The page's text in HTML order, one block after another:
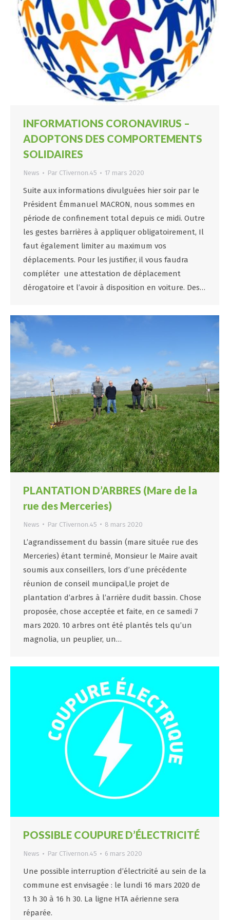
INFORMATIONS CORONAVIRUS –
ADOPTONS DES COMPORTEMENTS
SOLIDAIRES
News Par CTivernon.45 17 mars 2020
Suite aux informations divulguées hier soir par le
Président Émmanuel MACRON, nous sommes en
période de confinement total depuis ce midi. Outre
les gestes barrières à appliquer obligatoirement, Il
faut également limiter au maximum vos
déplacements. Pour les justifier, il vous faudra
compléter une attestation de déplacement
dérogatoire et l’avoir à disposition en voiture. Des…
PLANTATION D’ARBRES (Mare de la
rue des Merceries)
News Par CTivernon.45 8 mars 2020
L’agrandissement du bassin (mare située rue des
Merceries) étant terminé, Monsieur le Maire avait
soumis aux conseillers, lors d’une précédente
réunion de conseil munciipal,le projet de
plantation d’arbres à l’arrière dudit bassin. Chose
proposée, chose acceptée et faite, en ce samedi 7
mars 2020. 10 arbres ont été plantés tels qu’un
magnolia, un peuplier, un…
POSSIBLE COUPURE D’ÉLECTRICITÉ
News Par CTivernon.45 6 mars 2020
Une possible interruption d’électricité au sein de la
commune est envisagée : le lundi 16 mars 2020 de
13 h 30 à 16 h 30. La ligne HTA aérienne sera
réparée.